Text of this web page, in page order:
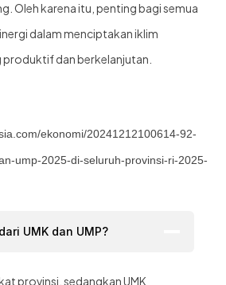
Oleh karena itu, penting bagi semua
dalam menciptakan iklim
dan berkelanjutan.
ekonomi/20241212100614-92-
ump-2025-di-seluruh-provinsi-ri-2025-
UMK dan UMP?
provinsi, sedangkan UMK